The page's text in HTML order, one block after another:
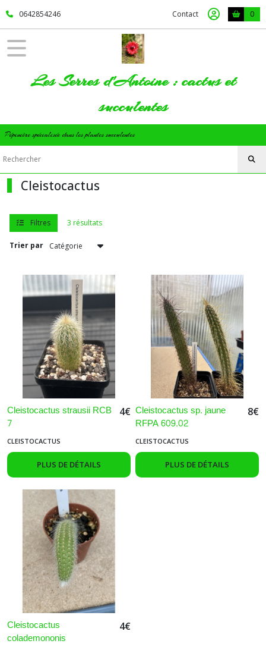
0642854246 Contact 0
Les Serres d'Antoine : cactus et
succulentes
Pépinière spécialisée dans les plantes succulentes
Cleistocactus
Filtres 3 résultats
Trier par
Cleistocactus strausii RCB
7
4€
CLEISTOCACTUS
PLUS DE DÉTAILS
Cleistocactus sp. jaune
RFPA 609.02
8€
CLEISTOCACTUS
PLUS DE DÉTAILS
Cleistocactus
colademononis
4€
Fermer
FILTRES
Trichocereus
(16)
Ferocactus
(3)
Cleistocactus
(3)
Copiapoa
(3)
Gymnocalycium
(1)
Borzicactus
Oreocereus
(1)
Notocactus
(1)